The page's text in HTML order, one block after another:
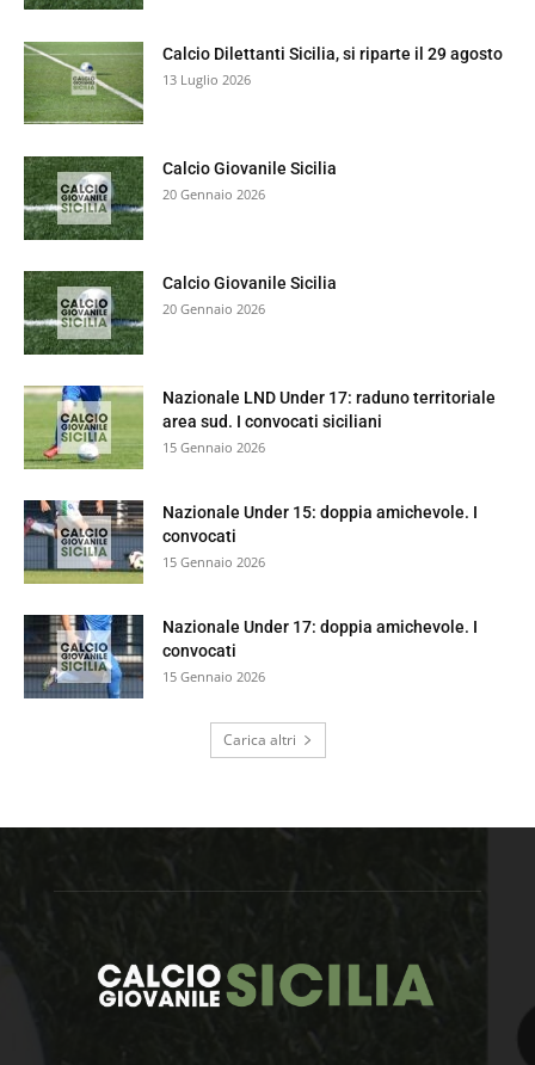
Calcio Dilettanti Sicilia, si riparte il 29 agosto
13 Luglio 2026
Calcio Giovanile Sicilia
20 Gennaio 2026
Calcio Giovanile Sicilia
20 Gennaio 2026
Nazionale LND Under 17: raduno territoriale
area sud. I convocati siciliani
15 Gennaio 2026
Nazionale Under 15: doppia amichevole. I
convocati
15 Gennaio 2026
Nazionale Under 17: doppia amichevole. I
convocati
15 Gennaio 2026
Carica altri